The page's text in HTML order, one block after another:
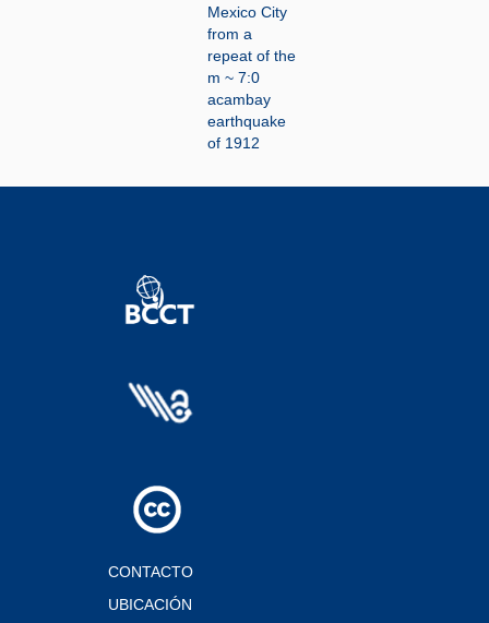
Mexico City
from a
repeat of the
m ~ 7:0
acambay
earthquake
of 1912
CONTACTO
UBICACIÓN